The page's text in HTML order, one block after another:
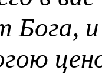
Бога,